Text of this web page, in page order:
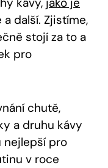
další. Zjistíme,‌
‌stojí za to a⁤
pro
chutě,
a druhu kávy
‌nejlepší pro
​v⁤ roce